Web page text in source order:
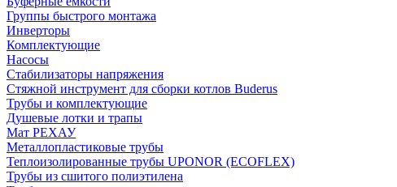
Группы быстрого монтажа
Инверторы
Комплектующие
Насосы
Стабилизаторы напряжения
Стяжной инструмент для сборки котлов Buderus
Трубы и комплектующие
Душевые лотки и трапы
Мат РЕХАУ
Металлопластиковые трубы
Теплоизолированные трубы UPONOR (ECOFLEX)
Трубы из сшитого полиэтилена